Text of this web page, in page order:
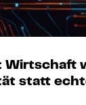
Wirtschaft
statt